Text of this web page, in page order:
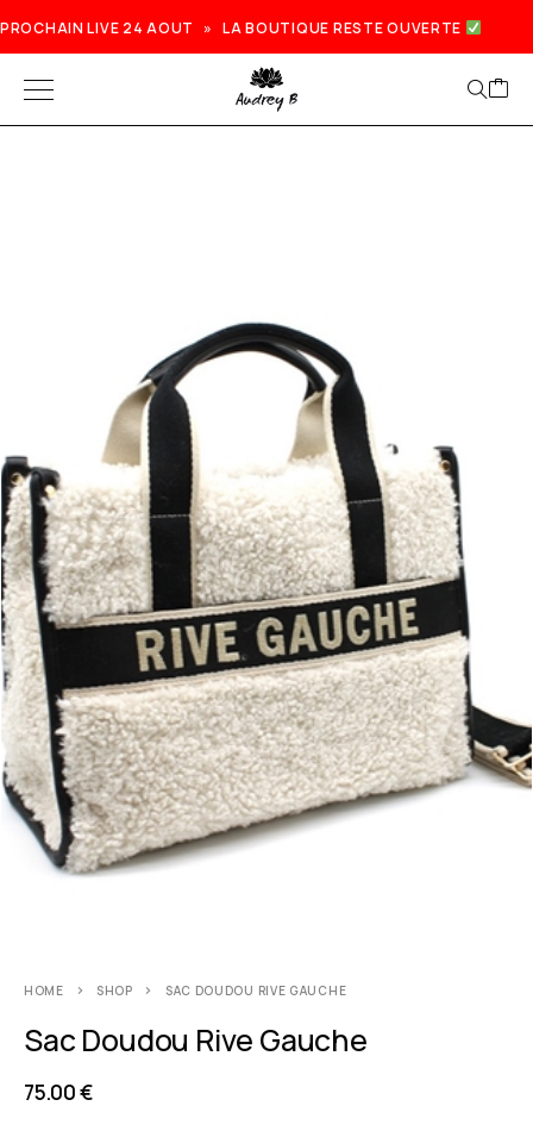
PROCHAIN LIVE 24 AOUT » LA BOUTIQUE RESTE OUVERTE
HOME SHOP SAC DOUDOU RIVE GAUCHE
Sac Doudou Rive Gauche
75.00€